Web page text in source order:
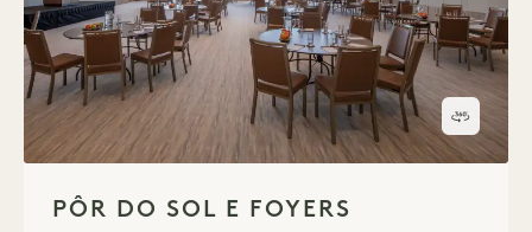
Visita
PÔR DO SOL E FOYERS